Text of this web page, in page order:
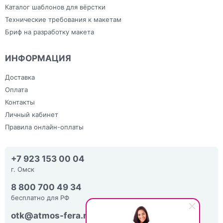
Каталог шаблонов для вёрстки
Технические требования к макетам
Бриф на разработку макета
ИНФОРМАЦИЯ
Доставка
Оплата
Контакты
Личный кабинет
Правила онлайн-оплаты
+7 923 153 00 04
г. Омск
8 800 700 49 34
бесплатно для РФ
otk@atmos-fera.ru